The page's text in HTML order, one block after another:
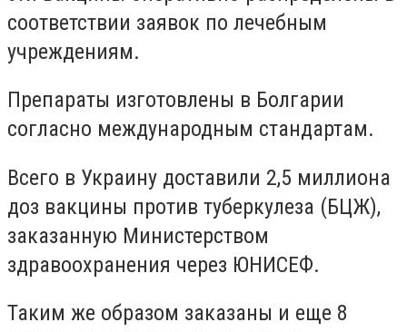
соответствии заявок по лечебным
учреждениям.
Препараты изготовлены в Болгарии
согласно международным стандартам.
Всего в Украину доставили 2,5 миллиона
доз вакцины против туберкулеза (БЦЖ),
заказанную Министерством
здравоохранения через ЮНИСЕФ.
Таким же образом заказаны и еще 8